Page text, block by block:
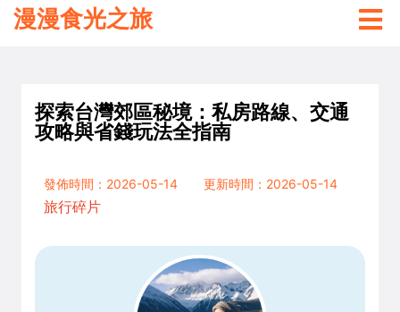
漫漫食光之旅
探索台灣郊區秘境：私房路線、交通
攻略與省錢玩法全指南
發佈時間：2026-05-14
更新時間：2026-05-14
旅行碎片